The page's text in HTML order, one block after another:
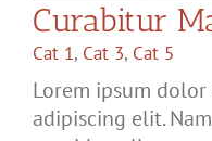
Curabitur
Cat 1, Cat 3, Cat 5
Lorem ipsum
adipiscing elit.